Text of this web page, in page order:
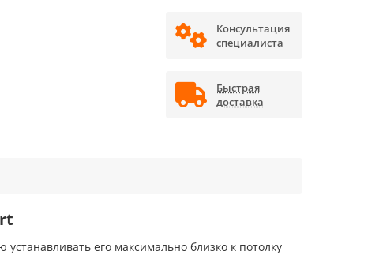
Консультация
специалиста
Быстрая
доставка
его максимально близко к потолку